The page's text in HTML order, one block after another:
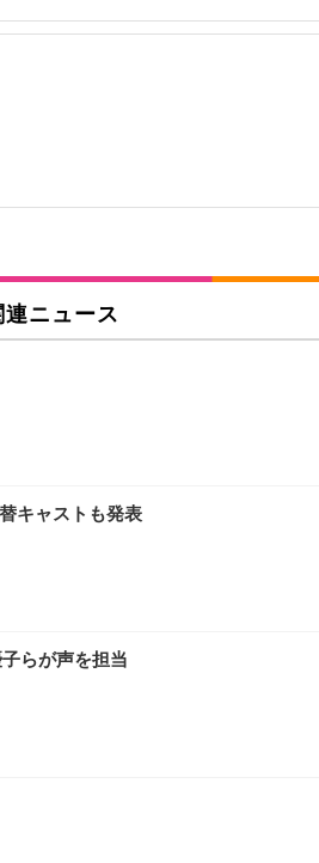
連ニュース
キャストも発表
らが声を担当